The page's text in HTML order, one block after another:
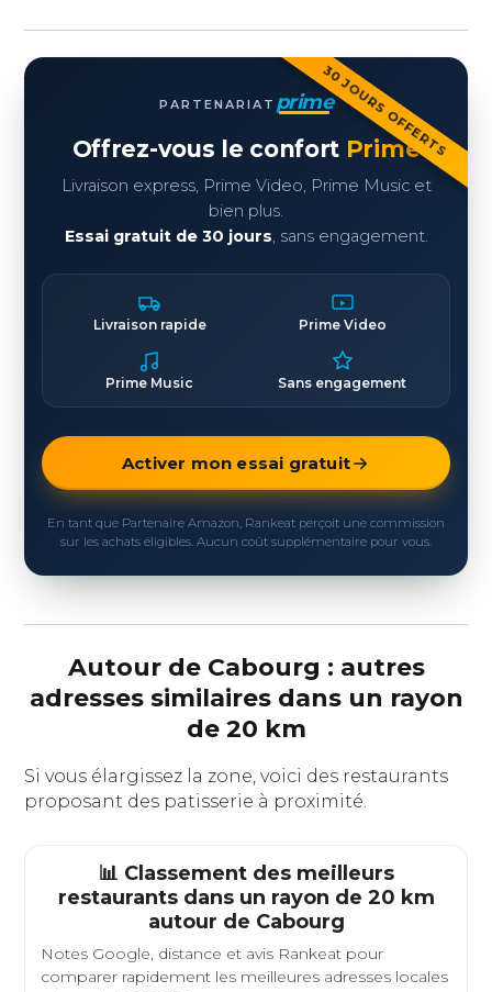
30 JOURS OFFERTS
PARTENARIAT prime
Offrez-vous le confort Prime
Livraison express, Prime Video, Prime Music et
bien plus.
Essai gratuit de 30 jours, sans engagement.
Livraison rapide Prime Video
Prime Music Sans engagement
Activer mon essai gratuit
En tant que Partenaire Amazon, Rankeat perçoit une commission
sur les achats éligibles. Aucun coût supplémentaire pour vous.
Autour de Cabourg : autres
adresses similaires dans un rayon
de 20 km
Si vous élargissez la zone, voici des restaurants
proposant des patisserie à proximité.
📊 Classement des meilleurs
restaurants dans un rayon de 20 km
autour de Cabourg
Notes Google, distance et avis Rankeat pour
comparer rapidement les meilleures adresses locales